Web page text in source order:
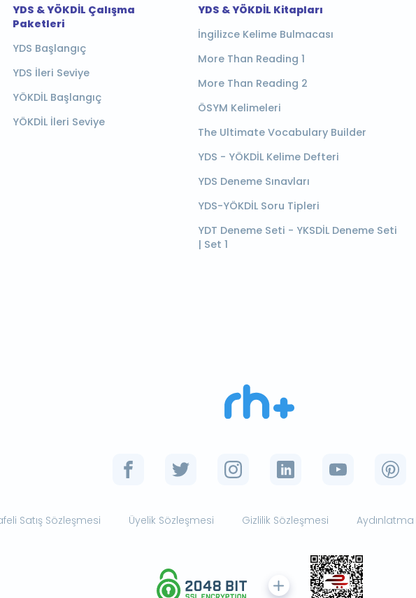
YDS & YÖKDİL Çalışma
Paketleri
YDS Başlangıç
YDS İleri Seviye
YÖKDİL Başlangıç
YÖKDİL İleri Seviye
YDS & YÖKDİL Kitapları
İngilizce Kelime Bulmacası
More Than Reading 1
More Than Reading 2
ÖSYM Kelimeleri
The Ultimate Vocabulary Builder
YDS - YÖKDİL Kelime Defteri
YDS Deneme Sınavları
YDS-YÖKDİL Soru Tipleri
YDT Deneme Seti - YKSDİL Deneme Seti
| Set 1
Satış Sözleşmesi Üyelik Sözleşmesi Gizlilik Sözleşmesi